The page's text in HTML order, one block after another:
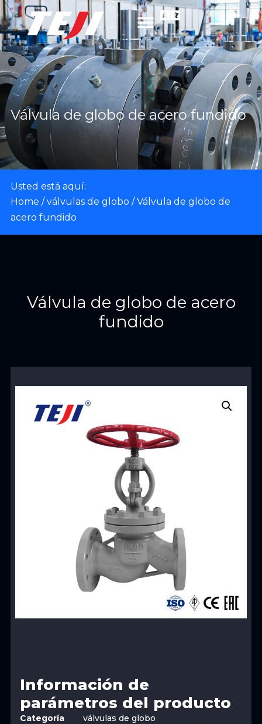
Válvula de globo de acero fundido
Usted está aquí:
Home /válvulas de globo / Válvula de globo de
acero fundido
Válvula de globo de acero
fundido
Información de
parámetros del producto
Categoría válvulas de globo